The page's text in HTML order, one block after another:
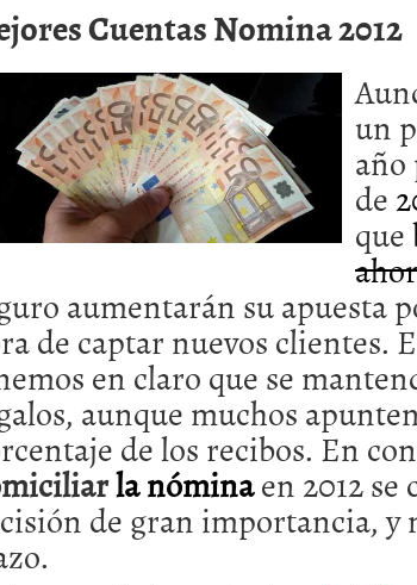
menores de 35 años enero 9, 2026
Banco Sabadell anuncia reducción de
desde febrero 2026: qué te afecta
¿La letra pequeña vuelve a las cuentas
Cuentas Nomina 2012
un
de
que
aumentarán su apuesta
de captar nuevos clientes.
en claro que se
aunque muchos
de los recibos. En
la nóminaen 2012 se
de gran importancia, y